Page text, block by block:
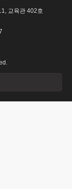
교육관 402호